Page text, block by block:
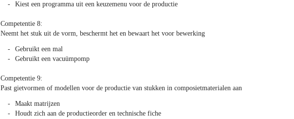
Kiest een programma uit een keuzemenu voor de productie
Competentie 8:
Neemt het stuk uit de vorm, beschermt het en bewaart het voor bewerking
Gebruikt een mal
Gebruikt een vacuümpomp
Competentie 9:
Past gietvormen of modellen voor de productie van stukken in composietmaterialen aan
Maakt matrijzen
Houdt zich aan de productieorder en technische fiche